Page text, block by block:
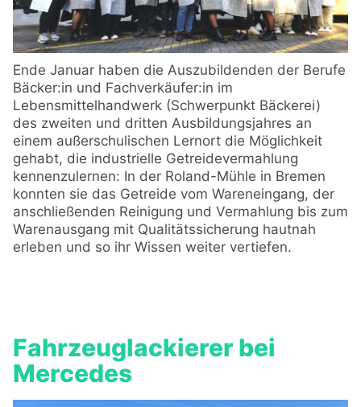
Ende Januar haben die Auszubildenden der Berufe
Bäcker:in und Fachverkäufer:in im
Lebensmittelhandwerk (Schwerpunkt Bäckerei)
des zweiten und dritten Ausbildungsjahres an
einem außerschulischen Lernort die Möglichkeit
gehabt, die industrielle Getreidevermahlung
kennenzulernen: In der Roland-Mühle in Bremen
konnten sie das Getreide vom Wareneingang, der
anschließenden Reinigung und Vermahlung bis zum
Warenausgang mit Qualitätssicherung hautnah
erleben und so ihr Wissen weiter vertiefen.
Fahrzeuglackierer bei
Mercedes